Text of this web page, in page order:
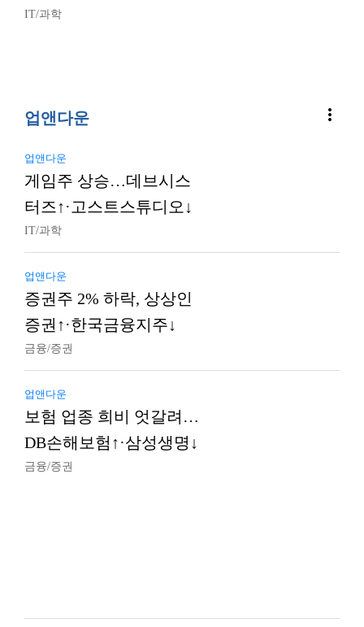
IT/과학
업앤다운 more_vert
업앤다운
게임주 상승…데브시스
터즈↑·고스트스튜디오↓
IT/과학
업앤다운
증권주 2% 하락, 상상인
증권↑·한국금융지주↓
금융/증권
업앤다운
보험 업종 희비 엇갈려…
DB손해보험↑·삼성생명↓
금융/증권